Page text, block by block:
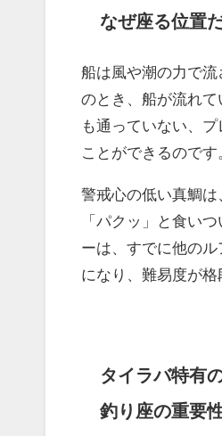
釣り座は
か？」を
ると、釣
なぜ座る位置
ことができるのです
警戒心の低い真鯛